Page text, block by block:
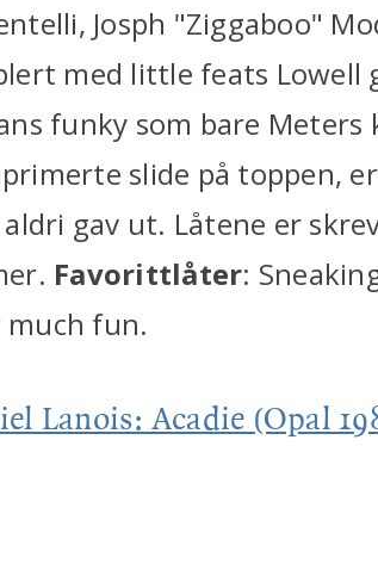
Josph "Ziggaboo"
med little feats Lowell
funky som bare Meters
slide på toppen,
gav ut. Låtene er
Favorittlåter:
much fun.
Lanois: Acadie (Opal